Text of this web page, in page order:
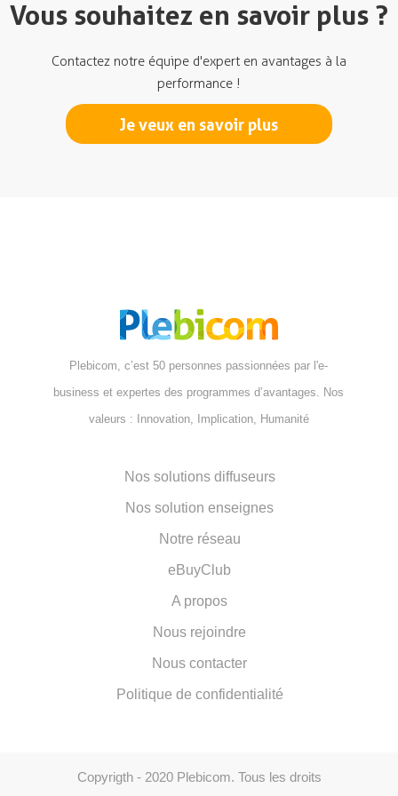
Vous souhaitez en savoir plus ?
Contactez notre équipe d'expert en avantages à la
performance !
Je veux en savoir plus
Plebicom, c’est 50 personnes passionnées par l'e-
business et expertes des programmes d’avantages. Nos
valeurs : Innovation, Implication, Humanité
Nos solutions diffuseurs
Nos solution enseignes
Notre réseau
eBuyClub
A propos
Nous rejoindre
Nous contacter
Politique de confidentialité
Copyrigth - 2020 Plebicom. Tous les droits